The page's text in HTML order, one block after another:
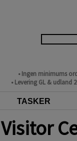
• Ingen minimums
• Levering GL & udland
TASKER